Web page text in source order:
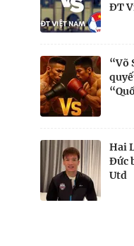
ĐT
“Võ
Hai
Đức
Utd